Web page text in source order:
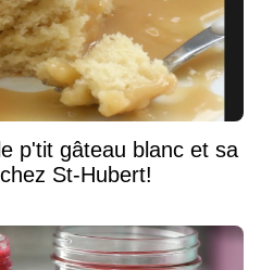
p'tit gâteau blanc et sa
St-Hubert!